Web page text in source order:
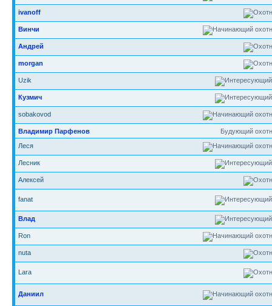
ivanoff
Винчи
Андрей
morgan
Uzik
Кузмич
sobakovod
Будующий
Владимир Парфенов
Леся
Лесник
Алексей
fanat
Влад
Ron
nuta
Lara
Даниил